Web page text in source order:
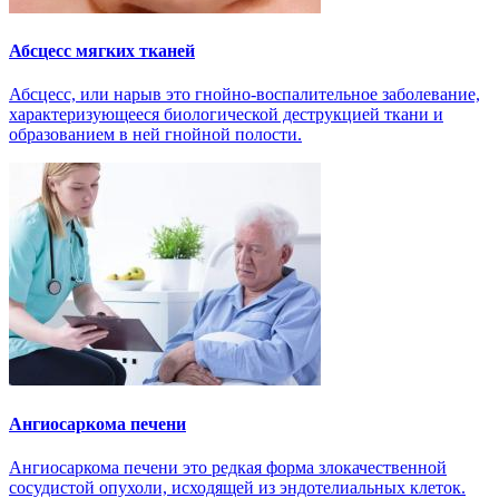
Абсцесс мягких тканей
Абсцесс, или нарыв это гнойно-воспалительное заболевание,
характеризующееся биологической деструкцией ткани и
образованием в ней гнойной полости.
Ангиосаркома печени
Ангиосаркома печени это редкая форма злокачественной
сосудистой опухоли, исходящей из эндотелиальных клеток.